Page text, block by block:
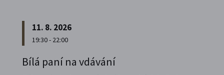
11. 8. 2026
19:30 - 22:00
Bílá paní na vdávání